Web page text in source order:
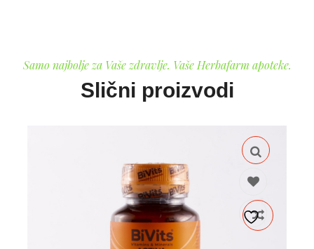
Samo najbolje za Vaše zdravlje. Vaše Herbafarm apoteke.
Slični proizvodi